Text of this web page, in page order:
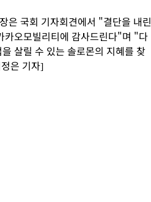
은 국회 기자회견에서 "결단을 내린
카오모빌리티에 감사드린다"며 "다
살릴 수 있는 솔로몬의 지혜를 찾
은 기자]